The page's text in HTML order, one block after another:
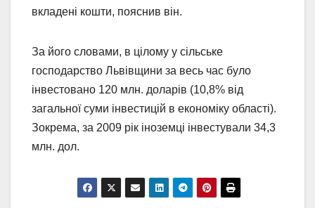
вкладені кошти, пояснив він.
За його словами, в цілому у сільське
господарство Львівщини за весь час було
інвестовано 120 млн. доларів (10,8% від
загальної суми інвестицій в економіку області).
Зокрема, за 2009 рік іноземці інвестували 34,3
млн. дол.